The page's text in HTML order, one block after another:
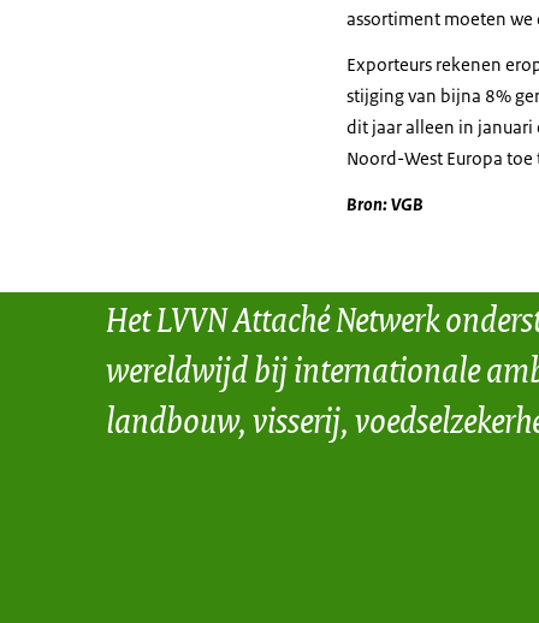
assortiment moeten we
Exporteurs rekenen
stijging van bijna 8%
dit jaar alleen in januari
Noord-West Europa
Bron: VGB
Het LVVN Attaché Netwerk
wereldwijd bij internationale
landbouw, visserij,